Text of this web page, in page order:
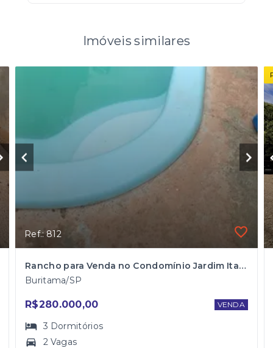
Imóveis similares
Ref.: 812
Rancho para Venda no Condomínio Jardim Itaparica em Buritama
Buritama/SP
R$280.000,00 VENDA
3 Dormitórios
2 Vagas